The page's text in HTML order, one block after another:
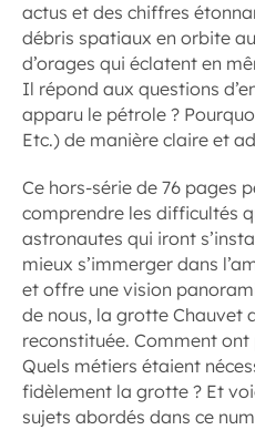
actus et des chiffres
débris spatiaux en orbite
d’orages qui éclatent en
Il répond aux questions
apparu le pétrole ?
Etc.) de manière claire et
Ce hors-série de 76 pages
comprendre les difficultés
astronautes qui iront
mieux s’immerger dans
et offre une vision
de nous, la grotte Chauvet
reconstituée. Comment
Quels métiers étaient
fidèlement la grotte ? Et
sujets abordés dans ce